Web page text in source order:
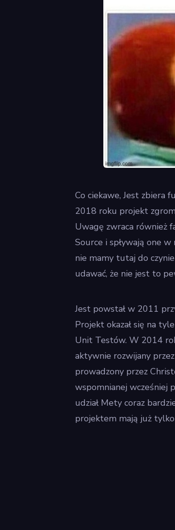
Co ciekawe, Jest zbiera
2018 roku projekt
Uwagę zwraca również
Source i spływają one
nie mamy tutaj do
udawać, że nie jest to
Jest powstał w 2011
Projekt okazał się na
Unit Testów. W 2014
aktywnie rozwijany
prowadzony przez
wspomnianej wcześniej
udział Mety coraz
projektem mają już